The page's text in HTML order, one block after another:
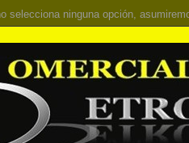
selecciona ninguna opción,